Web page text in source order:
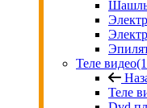
Теле видео
Теле